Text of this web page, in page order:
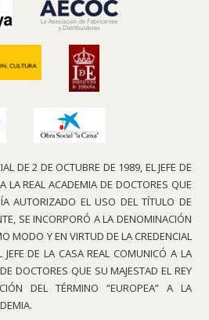
DE 2 DE OCTUBRE DE 1989, EL JEFE DE
LA REAL ACADEMIA DE DOCTORES QUE
AUTORIZADO EL USO DEL TÍTULO DE
SE INCORPORÓ A LA DENOMINACIÓN
MODO Y EN VIRTUD DE LA CREDENCIAL
DE LA CASA REAL COMUNICÓ A LA
DOCTORES QUE SU MAJESTAD EL REY
DEL TÉRMINO “EUROPEA” A LA